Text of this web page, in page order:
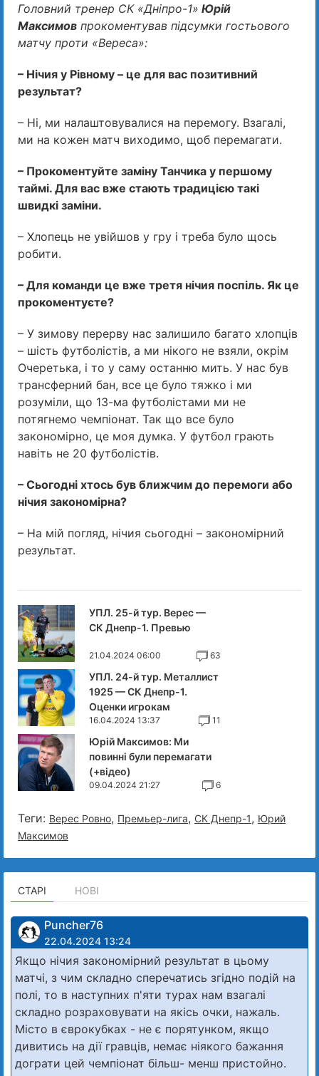
Головний тренер СК «Дніпро-1» Юрій
Максимов прокоментував підсумки гостьового
матчу проти «Вереса»:
– Нічия у Рівному – це для вас позитивний
результат?
– Ні, ми налаштовувалися на перемогу. Взагалі,
ми на кожен матч виходимо, щоб перемагати.
– Прокоментуйте заміну Танчика у першому
таймі. Для вас вже стають традицією такі
швидкі заміни.
– Хлопець не увійшов у гру і треба було щось
робити.
– Для команди це вже третя нічия поспіль. Як це
прокоментуєте?
– У зимову перерву нас залишило багато хлопців
– шість футболістів, а ми нікого не взяли, окрім
Очеретька, і то у саму останню мить. У нас був
трансферний бан, все це було тяжко і ми
розуміли, що 13-ма футболістами ми не
потягнемо чемпіонат. Так що все було
закономірно, це моя думка. У футбол грають
навіть не 20 футболістів.
– Сьогодні хтось був ближчим до перемоги або
нічия закономірна?
– На мій погляд, нічия сьогодні – закономірний
результат.
УПЛ. 25-й тур. Верес —
СК Днепр-1. Превью
21.04.2024 06:00 63
УПЛ. 24-й тур. Металлист
1925 — СК Днепр-1.
Оценки игрокам
16.04.2024 13:37 11
Юрій Максимов: Ми
повинні були перемагати
(+відео)
09.04.2024 21:27 6
Теги: Верес Ровно, Премьер-лига, СК Днепр-1, Юрий
Максимов
СТАРІ НОВІ
Puncher76
22.04.2024 13:24
Якщо нічия закономірний результат в цьому
матчі, з чим складно сперечатись згідно подій на
полі, то в наступних п'яти турах нам взагалі
складно розраховувати на якісь очки, нажаль.
Місто в єврокубках - не є порятунком, якщо
дивитись на дії гравців, немає ніякого бажання
дограти цей чемпіонат більш- менш пристойно.